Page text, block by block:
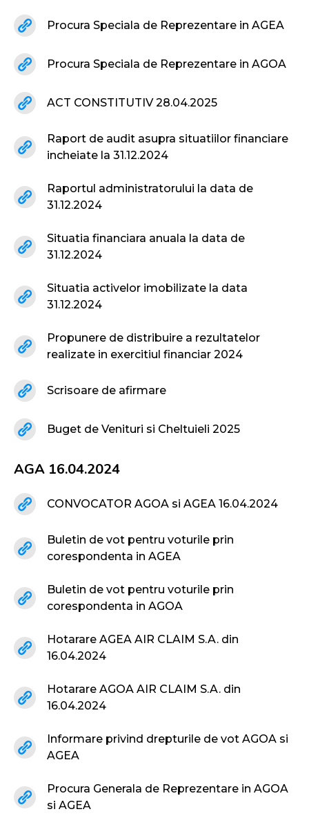
Procura Speciala de Reprezentare in AGEA
Procura Speciala de Reprezentare in AGOA
ACT CONSTITUTIV 28.04.2025
Raport de audit asupra situatiilor financiare
incheiate la 31.12.2024
Raportul administratorului la data de
31.12.2024
Situatia financiara anuala la data de
31.12.2024
Situatia activelor imobilizate la data
31.12.2024
Propunere de distribuire a rezultatelor
realizate in exercitiul financiar 2024
Scrisoare de afirmare
Buget de Venituri si Cheltuieli 2025
AGA 16.04.2024
CONVOCATOR AGOA si AGEA 16.04.2024
Buletin de vot pentru voturile prin
corespondenta in AGEA
Buletin de vot pentru voturile prin
corespondenta in AGOA
Hotarare AGEA AIR CLAIM S.A. din
16.04.2024
Hotarare AGOA AIR CLAIM S.A. din
16.04.2024
Informare privind drepturile de vot AGOA si
AGEA
Procura Generala de Reprezentare in AGOA
si AGEA